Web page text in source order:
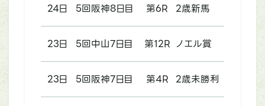
24日 5回阪神8日目 第6R 2歳新馬
23日 5回中山7日目 第12R ノエル賞
23日 5回阪神7日目 第4R 2歳未勝利